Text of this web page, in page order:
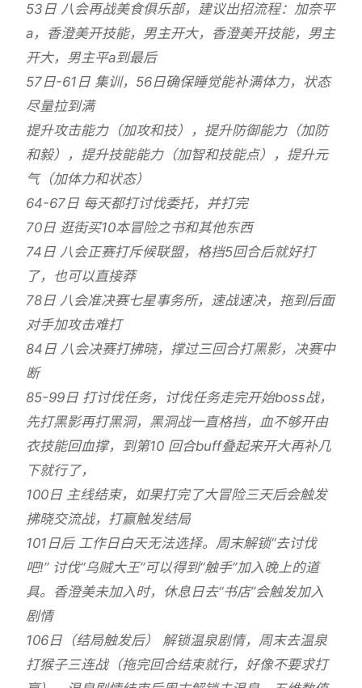
53日 八会再战美食俱乐部，建议出招流程：加奈平
a，香澄美开技能，男主开大，香澄美开技能，男主
开大，男主平a到最后
57日-61日 集训，56日确保睡觉能补满体力，状态
尽量拉到满
提升攻击能力（加攻和技），提升防御能力（加防
和毅），提升技能能力（加智和技能点），提升元
气（加体力和状态）
64-67日 每天都打讨伐委托，并打完
70日 逛街买10本冒险之书和其他东西
74日 八会正赛打斥候联盟，格挡5回合后就好打
了，也可以直接莽
78日 八会准决赛七星事务所，速战速决，拖到后面
对手加攻击难打
84日 八会决赛打拂晓，撑过三回合打黑影，决赛中
断
85-99日 打讨伐任务，讨伐任务走完开始boss战，
先打黑影再打黑洞，黑洞战一直格挡，血不够开由
衣技能回血撑，到第10 回合buff叠起来开大再补几
下就行了，
100日 主线结束，如果打完了大冒险三天后会触发
拂晓交流战，打赢触发结局
101日后 工作日白天无法选择。周末解锁“去讨伐
吧!” 讨伐“乌贼大王”可以得到“触手”加入晚上的道
具。香澄美未加入时，休息日去“书店”会触发加入
剧情
106日（结局触发后） 解锁温泉剧情，周末去温泉
打猴子三连战（拖完回合结束就行，好像不要求打